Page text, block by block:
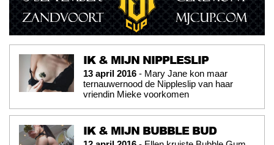
IK & MIJN NIPPLESLIP
13 april 2016 - Mary Jane kon maar
ternauwernood de Nippleslip van haar
vriendin Mieke voorkomen
IK & MIJN BUBBLE BUD